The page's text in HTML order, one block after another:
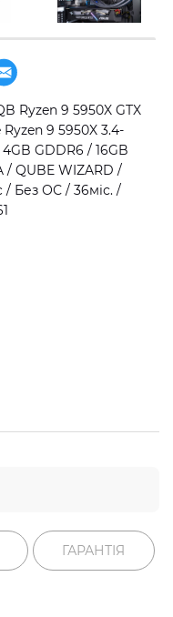
накопичувача
+ HDD
Ryzen 9 5950X GTX
Ryzen 9 5950X 3.4-
GDDR6 / 16GB
/ QUBE WIZARD /
Без ОС / 36міс. /
ГАРАНТІЯ